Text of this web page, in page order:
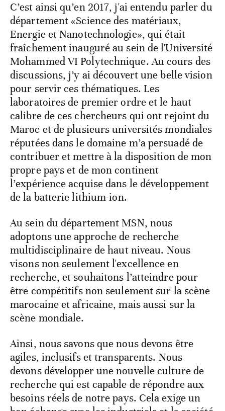
C’est ainsi qu’en 2017, j'ai entendu parler du
département «Science des matériaux,
Energie et Nanotechnologie», qui était
fraîchement inauguré au sein de l'Université
Mohammed VI Polytechnique. Au cours des
discussions, j’y ai découvert une belle vision
pour servir ces thématiques. Les
laboratoires de premier ordre et le haut
calibre de ces chercheurs qui ont rejoint du
Maroc et de plusieurs universités mondiales
réputées dans le domaine m’a persuadé de
contribuer et mettre à la disposition de mon
propre pays et de mon continent
l’expérience acquise dans le développement
de la batterie lithium-ion.
Au sein du département MSN, nous
adoptons une approche de recherche
multidisciplinaire de haut niveau. Nous
visons non seulement l'excellence en
recherche, et souhaitons l’atteindre pour
être compétitifs non seulement sur la scène
marocaine et africaine, mais aussi sur la
scène mondiale.
Ainsi, nous savons que nous devons être
agiles, inclusifs et transparents. Nous
devons développer une nouvelle culture de
recherche qui est capable de répondre aux
besoins réels de notre pays. Cela exige un